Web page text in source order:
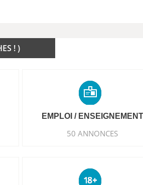
! )
EMPLOI / ENSEIGNEMENT
50 ANNONCES